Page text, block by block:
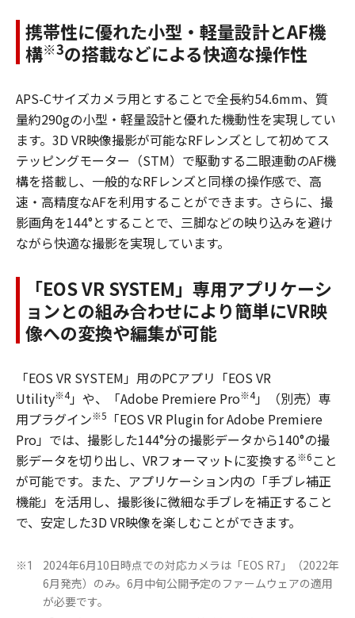
携帯性に優れた小型・軽量設計とAF機
構※3の搭載などによる快適な操作性
APS-Cサイズカメラ用とすることで全長約54.6mm、質
量約290gの小型・軽量設計と優れた機動性を実現してい
ます。3D VR映像撮影が可能なRFレンズとして初めてス
テッピングモーター（STM）で駆動する二眼連動のAF機
構を搭載し、一般的なRFレンズと同様の操作感で、高
速・高精度なAFを利用することができます。さらに、撮
影画角を144°とすることで、三脚などの映り込みを避け
ながら快適な撮影を実現しています。
「EOS VR SYSTEM」専用アプリケーシ
ョンとの組み合わせにより簡単にVR映
像への変換や編集が可能
「EOS VR SYSTEM」用のPCアプリ「EOS VR
Utility※4」や、「Adobe Premiere Pro※4」（別売）専
用プラグイン※5
「EOS VR Plugin for Adobe Premiere
Pro」では、撮影した144°分の撮影データから140°の撮
影データを切り出し、VRフォーマットに変換する※6 こと
が可能です。また、アプリケーション内の「手ブレ補正
機能」を活用し、撮影後に微細な手ブレを補正すること
で、安定した3D VR映像を楽しむことができます。
※1
2024年6月10日時点での対応カメラは「EOS R7」（2022年
6月発売）のみ。6月中旬公開予定のファームウェアの適用
が必要です。